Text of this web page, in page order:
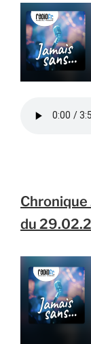
Chronique
du